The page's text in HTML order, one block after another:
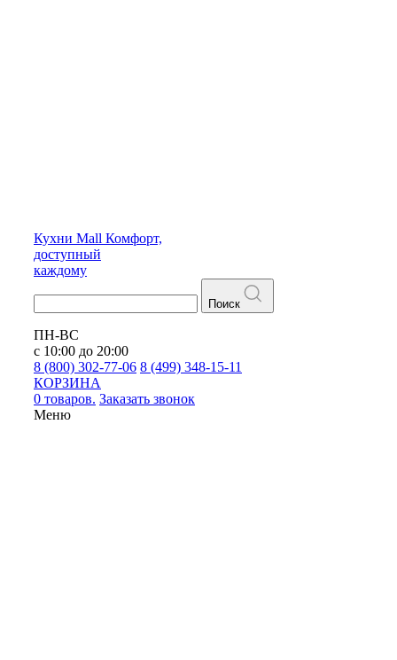
Кухни Mall Комфорт,
доступный
каждому
Поиск
ПН-ВС
с 10:00 до 20:00
8 (800) 302-77-06 8 (499) 348-15-11
КОРЗИНА
0 товаров. Заказать звонок
Меню